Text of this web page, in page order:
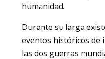
humanidad.
Durante su larga
eventos históricos de
las dos guerras